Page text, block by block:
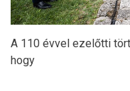
A 110 évvel ezelőtti
hogy